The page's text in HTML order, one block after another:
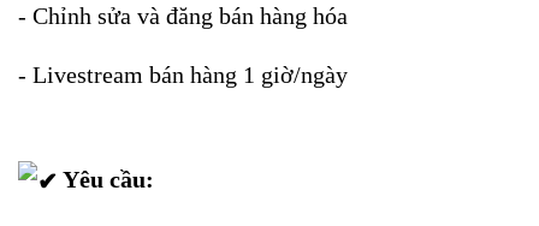
- Chỉnh sửa và đăng bán hàng hóa
- Livestream bán hàng 1 giờ/ngày
Yêu cầu: